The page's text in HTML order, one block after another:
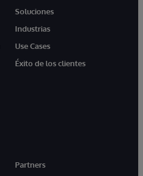
Soluciones
Industrias
Use Cases
Éxito de los clientes
Partners